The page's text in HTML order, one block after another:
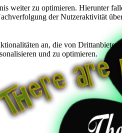
weiter zu optimieren. Hierunter
der Nutzeraktivität
an, die von
und zu optimieren.